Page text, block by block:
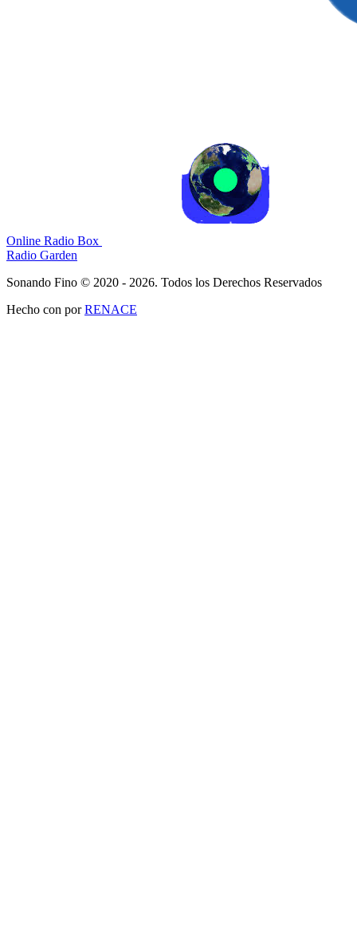
Online Radio Box
Radio Garden
Sonando Fino © 2020 - 2026. Todos los Derechos Reservados
Hecho con porRENACE